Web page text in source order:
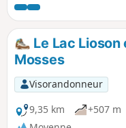
présenteront aussi de
le Massif des
Massif du Mont Blanc.
Le Lac
Mosses
Visorandonneur
9,35 km
+507 m